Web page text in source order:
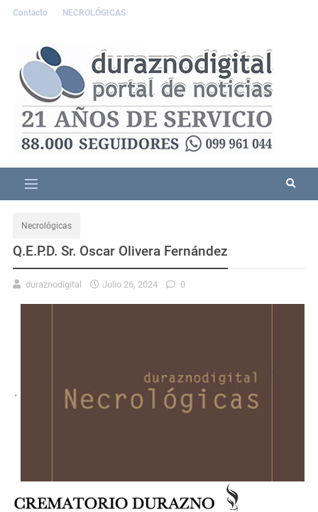
Contacto NECROLÓGICAS
Necrológicas
Q.E.P.D. Sr. Oscar Olivera Fernández
duraznodigital Julio 26, 2024 0
.